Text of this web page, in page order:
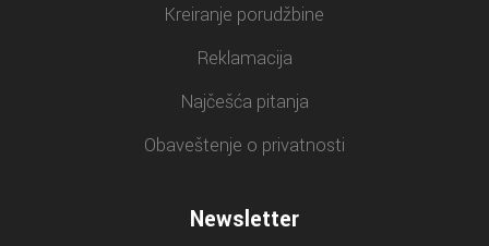
Kreiranje porudžbine
Reklamacija
Najčešća pitanja
Obaveštenje o privatnosti
Newsletter